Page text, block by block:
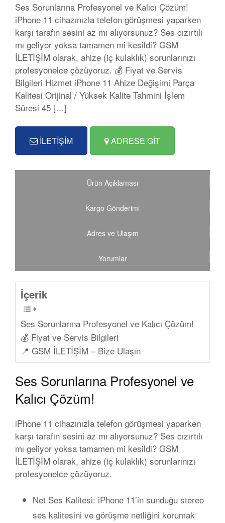
Ses Sorunlarına Profesyonel ve Kalıcı Çözüm!
iPhone 11 cihazınızla telefon görüşmesi yaparken
karşı tarafın sesini az mı alıyorsunuz? Ses cızırtılı
mı geliyor yoksa tamamen mi kesildi? GSM
İLETİŞİM olarak, ahize (iç kulaklık) sorunlarınızı
profesyonelce çözüyoruz. 💰 Fiyat ve Servis
Bilgileri Hizmet iPhone 11 Ahize Değişimi Parça
Kalitesi Orijinal / Yüksek Kalite Tahmini İşlem
Süresi 45 […]
İLETİŞİM ADRESE GİT
Ürün Açıklaması
Kargo Gönderimi
Adres ve Ulaşım
Yorumlar
İçerik
Ses Sorunlarına Profesyonel ve Kalıcı Çözüm!
💰 Fiyat ve Servis Bilgileri
📍 GSM İLETİŞİM – Bize Ulaşın
Ses Sorunlarına Profesyonel ve
Kalıcı Çözüm!
iPhone 11 cihazınızla telefon görüşmesi yaparken
karşı tarafın sesini az mı alıyorsunuz? Ses cızırtılı
mı geliyor yoksa tamamen mi kesildi? GSM
İLETİŞİM olarak, ahize (iç kulaklık) sorunlarınızı
profesyonelce çözüyoruz.
Net Ses Kalitesi: iPhone 11’in sunduğu stereo
ses kalitesini ve görüşme netliğini korumak